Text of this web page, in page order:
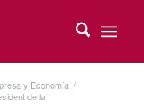
y Economía /
de la